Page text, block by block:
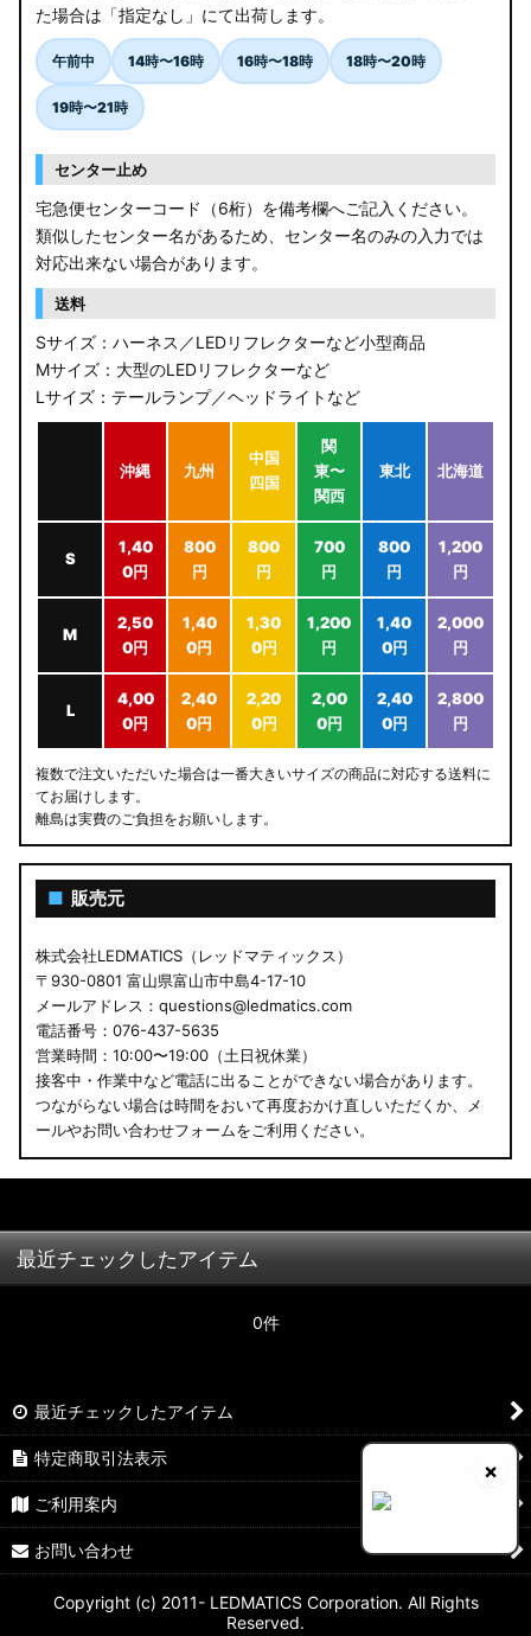
た場合は「指定なし」にて出荷します。
午前中 14時〜16時 16時〜18時 18時〜20時
19時〜21時
センター止め
宅急便センターコード（6桁）を備考欄へご記入ください。
類似したセンター名があるため、センター名のみの入力では
対応出来ない場合があります。
送料
Sサイズ：ハーネス／LEDリフレクターなど小型商品
Mサイズ：大型のLEDリフレクターなど
Lサイズ：テールランプ／ヘッドライトなど
沖縄 九州
中国
四国
関
東〜
関西
東北 北海道
S
1,40
0円
800
円
800
円
700
円
800
円
1,200
円
M
2,50
0円
1,40
0円
1,30
0円
1,200
円
1,40
0円
2,000
円
L
4,00
0円
2,40
0円
2,20
0円
2,00
0円
2,40
0円
2,800
円
複数で注文いただいた場合は一番大きいサイズの商品に対応する送料に
てお届けします。
離島は実費のご負担をお願いします。
■ 販売元
株式会社LEDMATICS（レッドマティックス）
〒930-0801 富山県富山市中島4-17-10
メールアドレス：questions@ledmatics.com
電話番号：076-437-5635
営業時間：10:00〜19:00（土日祝休業）
接客中・作業中など電話に出ることができない場合があります。
つながらない場合は時間をおいて再度おかけ直しいただくか、メ
ールやお問い合わせフォームをご利用ください。
×
最近チェックしたアイテム
0件
最近チェックしたアイテム
特定商取引法表示
ご利用案内
お問い合わせ
Copyright (c) 2011- LEDMATICS Corporation. All Rights
Reserved.